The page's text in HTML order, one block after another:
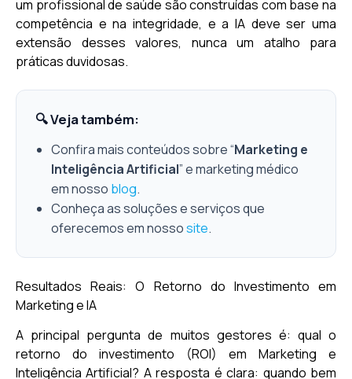
um profissional de saúde são construídas com base na
competência e na integridade, e a IA deve ser uma
extensão desses valores, nunca um atalho para
práticas duvidosas.
🔍 Veja também:
Confira mais conteúdos sobre “Marketing e
Inteligência Artificial” e marketing médico
em nosso blog.
Conheça as soluções e serviços que
oferecemos em nossosite.
Resultados Reais: O Retorno do Investimento em
Marketing e IA
A principal pergunta de muitos gestores é: qual o
retorno do investimento (ROI) em Marketing e
Inteligência Artificial? A resposta é clara: quando bem